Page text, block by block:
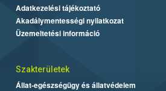
Adatkezelési tájékoztató
Akadálymentességi nyilatkozat
Üzemeltetési információ
Szakterületek
Állat-egészségügy és állatvédelem